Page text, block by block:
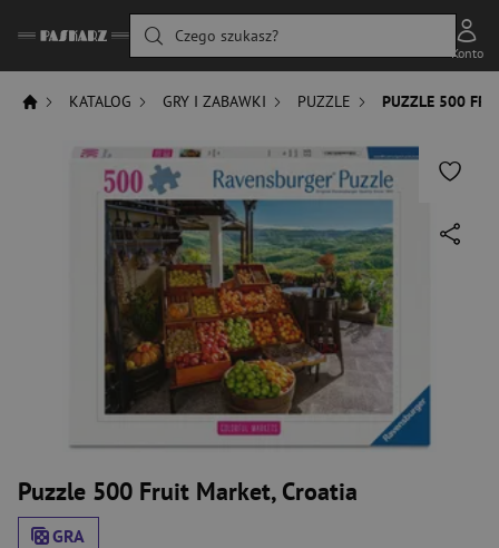
Czego szukasz?
Konto
KATALOG GRY I ZABAWKI PUZZLE PUZZLE 500
Puzzle 500 Fruit Market, Croatia
GRA